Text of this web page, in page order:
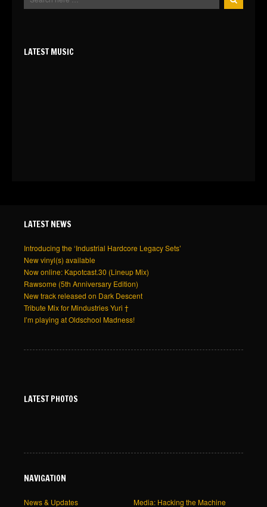
LATEST MUSIC
LATEST NEWS
Introducing the ‘Industrial Hardcore Legacy Sets’
New vinyl(s) available
Now online: Kapotcast.30 (Lineup Mix)
Rawsome (5th Anniversary Edition)
New track released on Dark Descent
Tribute Mix for Mindustries Yuri †
I’m playing at Oldschool Madness!
LATEST PHOTOS
NAVIGATION
News & Updates Media: Hacking the Machine